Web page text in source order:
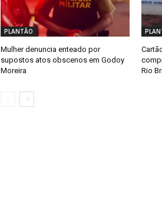
PLANTÃO
Mulher denuncia enteado por
supostos atos obscenos em Godoy
Moreira
Rio